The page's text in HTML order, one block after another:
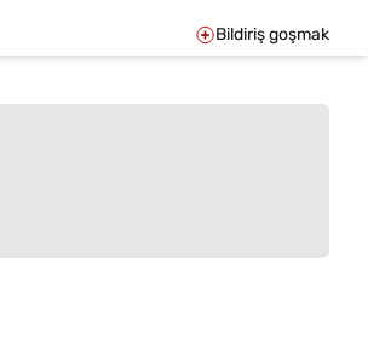
Bildiriş goşmak